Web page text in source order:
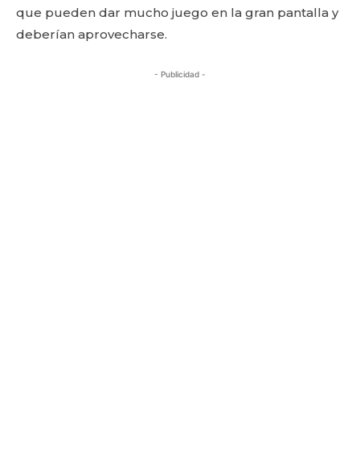
que pueden dar mucho juego en la gran pantalla y
deberían aprovecharse.
- Publicidad -